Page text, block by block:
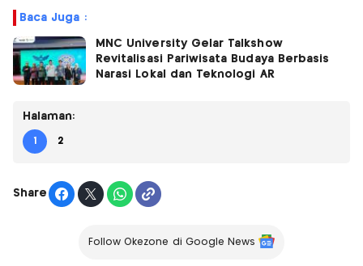
Baca Juga :
MNC University Gelar Talkshow
Revitalisasi Pariwisata Budaya Berbasis
Narasi Lokal dan Teknologi AR
Halaman:
1 2
Share
Follow Okezone di Google News